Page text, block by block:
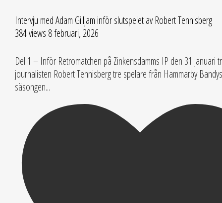
Intervju med Adam Gilljam inför slutspelet av Robert Tennisberg
384 views 8 februari, 2026
Del 1 – Inför Retromatchen på Zinkensdamms IP den 31 januari
journalisten Robert Tennisberg tre spelare från Hammarby
säsongen...